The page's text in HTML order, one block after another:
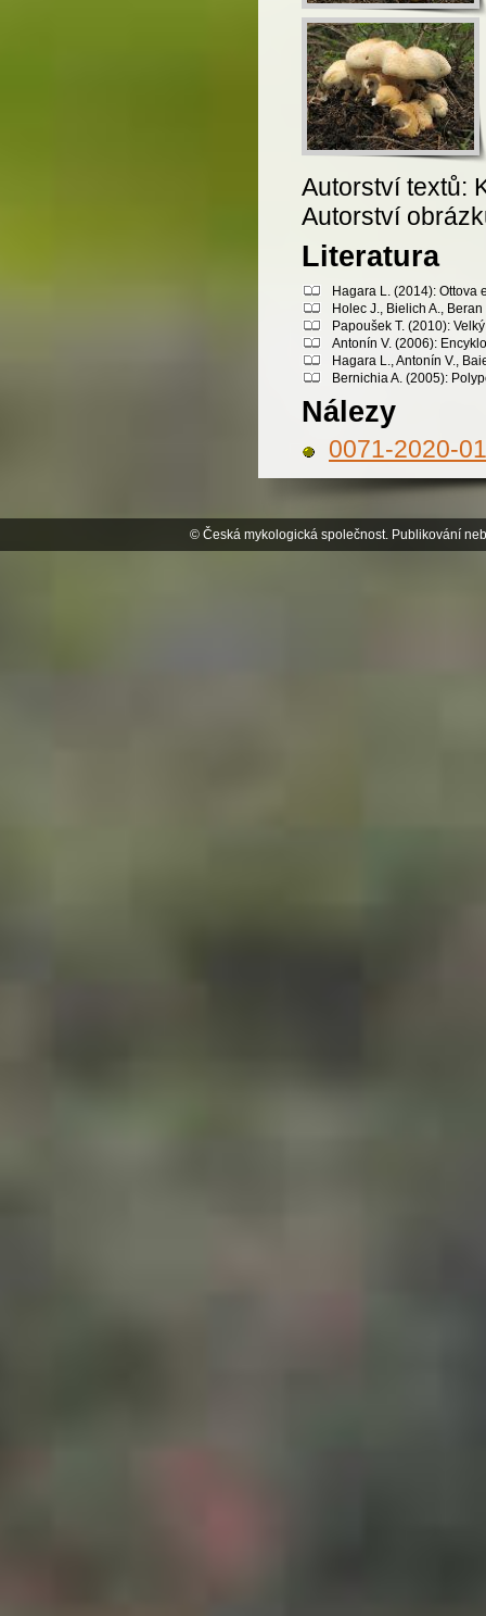
Autorství textů:
Autorství
Literatura
Hagara L. (2014): Ottova
Holec J., Bielich A.,
Papoušek T. (2010):
Antonín V. (2006):
Hagara L., Antonín V.,
Bernichia A. (2005):
Nálezy
0071-2020-
© Česká mykologická společnost. Publikování